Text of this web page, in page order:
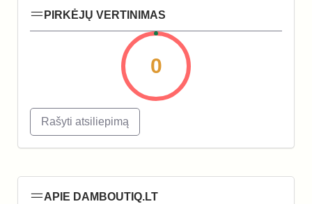
PIRKĖJŲ VERTINIMAS
0
Rašyti atsiliepimą
APIE DAMBOUTIQ.LT